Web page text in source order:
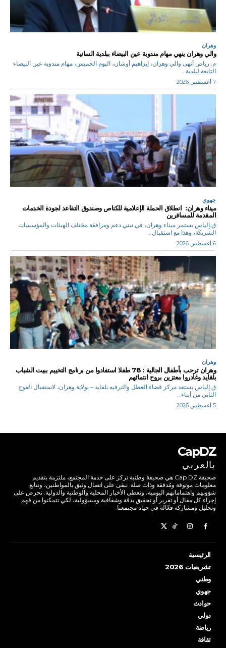
وهران
والي وهران ينهي مهام مندوبة عين البيضاء ببلدية السانية
م. رياض أنهى والي وهران، إبراهيم أوشان، اليوم الخميس، مهام مندوبة عين البيضاء
التابعة لبلدية...
7 أغسطس 2026
جهوي
ميناء وهران: انطلاق الحملة الإعلامية للكناص وصندوق التقاعد لجودة الخدمات
المقدمة للمسافرين
ق.إلياس يستمر ميناء وهران، في تبني دعم ومرافقة مختلف الهيئات والمؤسسات
الشريكة، وهذا مع استقبال...
6 أغسطس 2026
وهران
وهران ترحب بأطفال الجالية : 78 طفلا استفادوا من برنامج التخييم ببيت الشباب
بلقايد وغادروا معتزين بروح انتمائهم
ق.إلياس يستعد مركز قضاء العطل والترفيه بلقايد – بولاية وهران، لاستقبال الفوج
الثاني من أبناء...
5 أغسطس 2026
CapDZ
بالعربي
صحيفة Cap DZ هي صحيفة وطنية تركز على خدمة المجتمع، ملتزمة بتقديم
معلومات موثوقة ومُدققة وذات صلة. نبقى على اتصال وثيق بالمواطنين، ونتابع
شؤونهم واهتماماتهم اليومية، ونغطي الأخبار المحلية والوطنية والدولية. نحرص على
إجراء كل مقال أو تقرير أو تحقيق بدقة وشفافية ومسؤولية، لكي تتمكنوا من فهم
وتحليل ومشاركة فعّالة في حياة مجتمعنا.
الرئيسية
تشريعيات 2026
وطني
جهوي
حوادث
دولي
رياضة
ثقافة